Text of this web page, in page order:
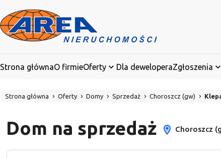
Strona głównaO firmieOferty Dla deweloperaZgłoszenia
Strona główna Oferty Domy Sprzedaż Choroszcz (gw)
Dom na sprzedaż Choroszcz